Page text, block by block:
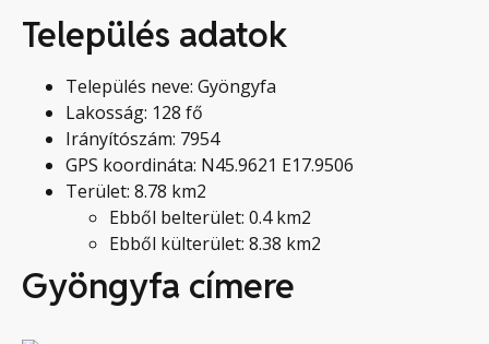
Település adatok
Település neve: Gyöngyfa
Lakosság: 128 fő
Irányítószám: 7954
GPS koordináta: N45.9621 E17.9506
Terület: 8.78 km2
Ebből belterület: 0.4 km2
Ebből külterület: 8.38 km2
Gyöngyfa címere